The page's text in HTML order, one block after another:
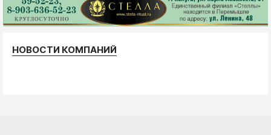
НОВОСТИ КОМПАНИЙ